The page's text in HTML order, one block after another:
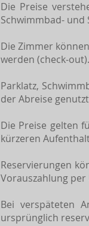
Die Preise
Schwimmbad-
Die Zimmer
werden (check-out).
Parklatz,
der Abreise
Die Preise gelten
kürzeren
Reservierungen
Vorauszahlung
Bei verspäteten
ursprünglich